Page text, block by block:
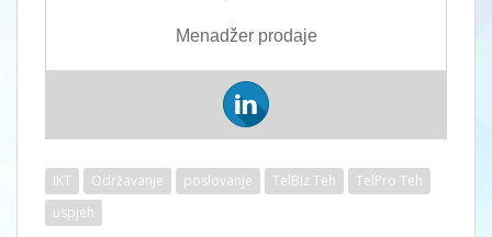
Menadžer prodaje
IKT Održavanje poslovanje TelBiz Teh
TelPro Teh
uspjeh